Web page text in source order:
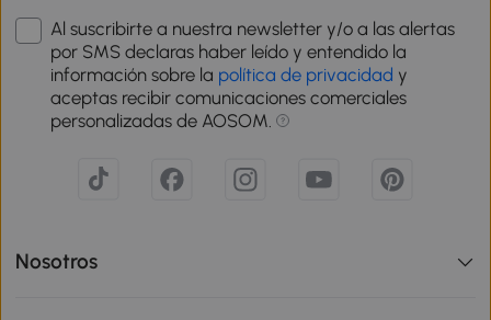
Al suscribirte a nuestra newsletter y/o a las alertas
por SMS declaras haber leído y entendido la
información sobre la política de privacidad y
aceptas recibir comunicaciones comerciales
personalizadas de AOSOM.
Nosotros